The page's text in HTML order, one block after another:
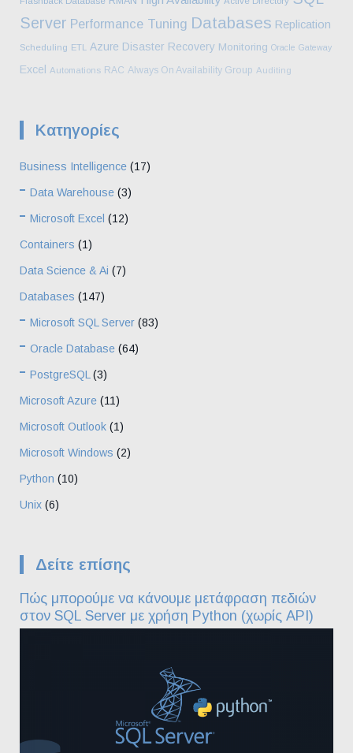
Server Performance Tuning Databases Replication
Scheduling ETL Azure Disaster Recovery Monitoring Oracle Gateway
Excel Automations RAC Always On Availability Group Auditing
Kατηγορίες
Business Intelligence (17)
Data Warehouse (3)
Microsoft Excel (12)
Containers (1)
Data Science & Ai (7)
Databases (147)
Microsoft SQL Server (83)
Oracle Database (64)
PostgreSQL (3)
Microsoft Azure (11)
Microsoft Outlook (1)
Microsoft Windows (2)
Python (10)
Unix (6)
Δείτε επίσης
Πώς μπορούμε να κάνουμε μετάφραση πεδιών
στον SQL Server με χρήση Python (χωρίς API)